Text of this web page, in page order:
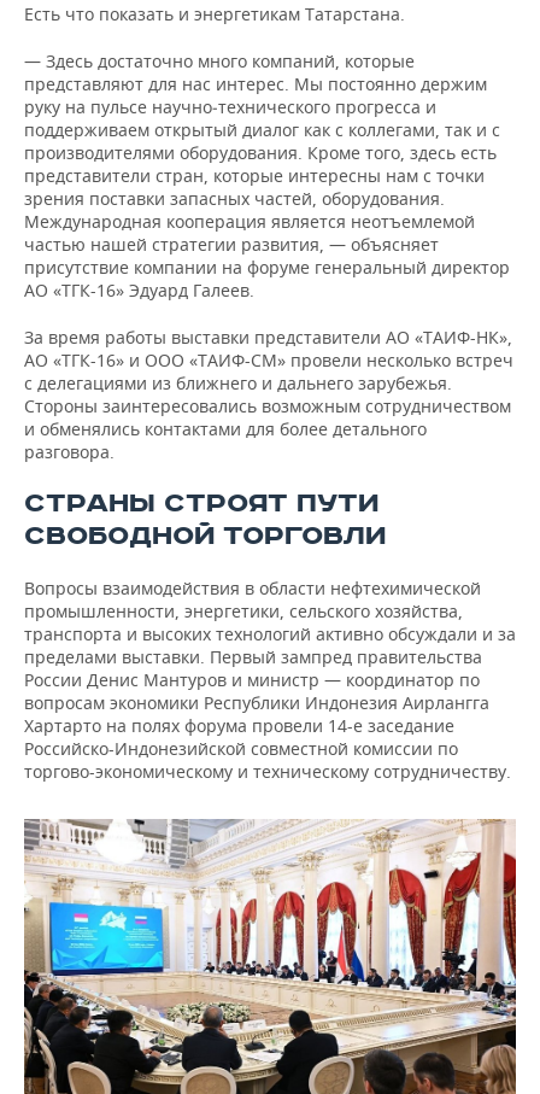
Есть что показать и энергетикам Татарстана.
— Здесь достаточно много компаний, которые
представляют для нас интерес. Мы постоянно держим
руку на пульсе научно‑технического прогресса и
поддерживаем открытый диалог как с коллегами, так и с
производителями оборудования. Кроме того, здесь есть
представители стран, которые интересны нам с точки
зрения поставки запасных частей, оборудования.
Международная кооперация является неотъемлемой
частью нашей стратегии развития, — объясняет
присутствие компании на форуме генеральный директор
АО «ТГК-16» Эдуард Галеев.
За время работы выставки представители АО «ТАИФ-НК»,
АО «ТГК-16» и ООО «ТАИФ-СМ» провели несколько встреч
с делегациями из ближнего и дальнего зарубежья.
Стороны заинтересовались возможным сотрудничеством
и обменялись контактами для более детального
разговора.
СТРАНЫ СТРОЯТ ПУТИ
СВОБОДНОЙ ТОРГОВЛИ
Вопросы взаимодействия в области нефтехимической
промышленности, энергетики, сельского хозяйства,
транспорта и высоких технологий активно обсуждали и за
пределами выставки. Первый зампред правительства
России Денис Мантуров и министр — координатор по
вопросам экономики Республики Индонезия Аирлангга
Хартарто на полях форума провели 14-е заседание
Российско-Индонезийской совместной комиссии по
торгово-экономическому и техническому сотрудничеству.